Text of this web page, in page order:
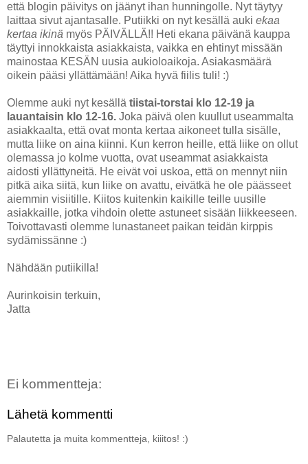
että blogin päivitys on jäänyt ihan hunningolle. Nyt täytyy
laittaa sivut ajantasalle. Putiikki on nyt kesällä auki ekaa
kertaa ikinä myös PÄIVÄLLÄ!! Heti ekana päivänä kauppa
täyttyi innokkaista asiakkaista, vaikka en ehtinyt missään
mainostaa KESÄN uusia aukioloaikoja. Asiakasmäärä
oikein pääsi yllättämään! Aika hyvä fiilis tuli! :)
Olemme auki nyt kesällä tiistai-torstai klo 12-19 ja
lauantaisin klo 12-16. Joka päivä olen kuullut useammalta
asiakkaalta, että ovat monta kertaa aikoneet tulla sisälle,
mutta liike on aina kiinni. Kun kerron heille, että liike on ollut
olemassa jo kolme vuotta, ovat useammat asiakkaista
aidosti yllättyneitä. He eivät voi uskoa, että on mennyt niin
pitkä aika siitä, kun liike on avattu, eivätkä he ole päässeet
aiemmin visiitille. Kiitos kuitenkin kaikille teille uusille
asiakkaille, jotka vihdoin olette astuneet sisään liikkeeseen.
Toivottavasti olemme lunastaneet paikan teidän kirppis
sydämissänne :)
Nähdään putiikilla!
Aurinkoisin terkuin,
Jatta
Ei kommentteja:
Lähetä kommentti
Palautetta ja muita kommentteja, kiiitos! :)